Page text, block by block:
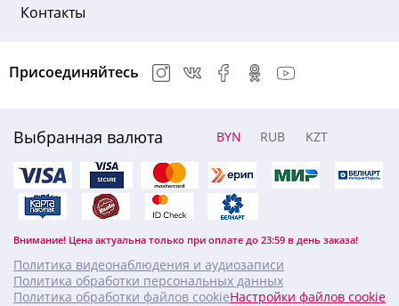
Контакты
Выбранная валюта BYN RUB KZT
Внимание! Цена актуальна только при оплате до 23:59 в день заказа!
Присоединяйтесь
Политика видеонаблюдения и аудиозаписи
Политика обработки персональных данных
Политика обработки файлов cookieНастройки файлов cookie